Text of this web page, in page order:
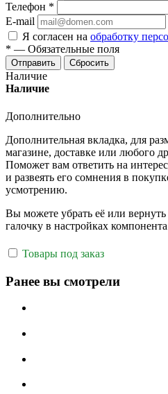
Телефон *
E-mail
Я согласен на обработку
* — Обязательные поля
Отправить Сбросить
Наличие
Наличие
Дополнительно
Дополнительная вкладка, для
магазине, доставке или любого
Поможет вам ответить на
и развеять его сомнения в
усмотрению.
Вы можете убрать её или
галочку в настройках
Товары под заказ
Ранее вы смотрели